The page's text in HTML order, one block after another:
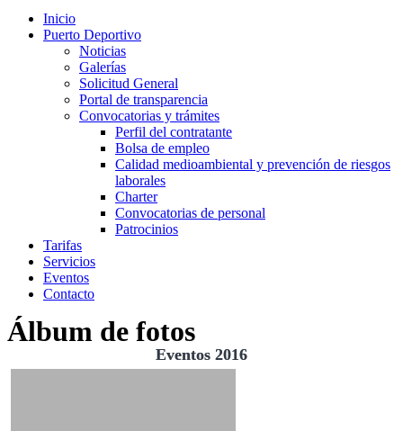
Inicio
Puerto Deportivo
Noticias
Galerías
Solicitud General
Portal de transparencia
Convocatorias y trámites
Perfil del contratante
Bolsa de empleo
Calidad medioambiental y prevención de riesgos
laborales
Charter
Convocatorias de personal
Patrocinios
Tarifas
Servicios
Eventos
Contacto
Álbum de fotos
Eventos 2016